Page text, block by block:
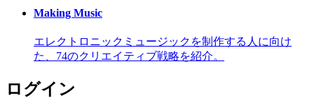
Making Music
エレクトロニックミュージックを制作する人に向け
た、74のクリエイティブ戦略を紹介。
ログイン